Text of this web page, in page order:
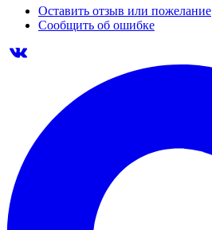
Оставить отзыв или пожелание
Сообщить об ошибке